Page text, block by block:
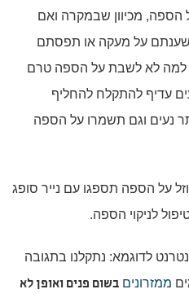
הספה, מכיוון שבמקרה ואם
על מעקה או תפסתם
למה לא לשבת על הספה טרם
עדיף להתקלח להחליף
נעים וגם תשמרו על הספה
על הספה תספגו עם נייר סופג
לניקוי הספה.
לדוגמא: נתקלנו בתגובה
ממזרונים בשום פנים ואופן לא